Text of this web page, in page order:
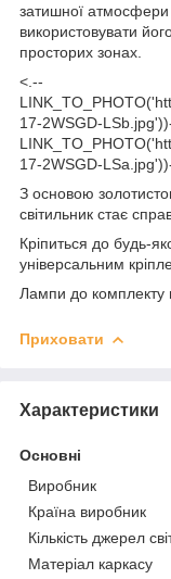
затишної атмосфери
використовувати
просторих зонах.
<.--
17-2WSGD-
17-2WSGD-
З основою
світильник стає
Кріпиться до будь-
універсальним
Лампи до комплекту
Приховати
Характеристики
Основні
Виробник
Країна виробник
Кількість джерел
Матеріал каркасу